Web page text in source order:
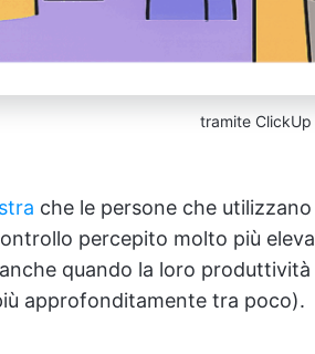
tramite ClickUp
che le persone che utilizzano
percepito molto più
quando la loro
approfonditamente tra poco).